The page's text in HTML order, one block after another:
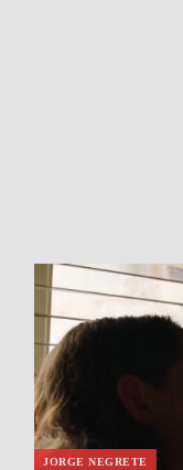
JORGE NEGRETE